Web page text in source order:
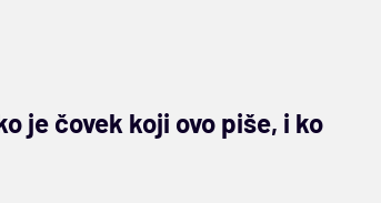
je čovek koji ovo piše, i ko